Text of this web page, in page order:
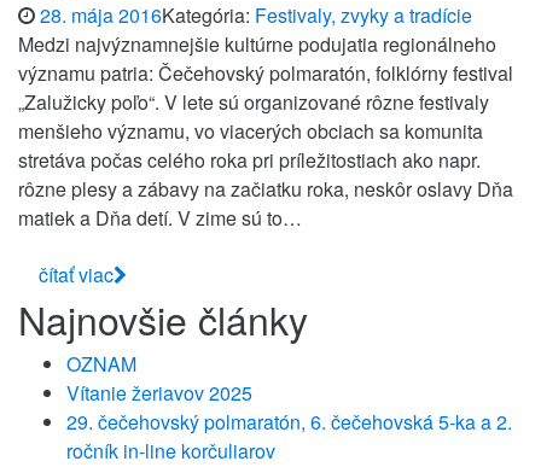
28. mája 2016Kategória: Festivaly, zvyky a tradície
Medzi najvýznamnejšie kultúrne podujatia regionálneho
významu patria: Čečehovský polmaratón, folklórny festival
„Zalužicky poľo“. V lete sú organizované rôzne festivaly
menšieho významu, vo viacerých obciach sa komunita
stretáva počas celého roka pri príležitostiach ako napr.
rôzne plesy a zábavy na začiatku roka, neskôr oslavy Dňa
matiek a Dňa detí. V zime sú to…
čítať viac
Najnovšie články
OZNAM
Vítanie žeriavov 2025
29. čečehovský polmaratón, 6. čečehovská 5-ka a 2.
ročník in-line korčuliarov